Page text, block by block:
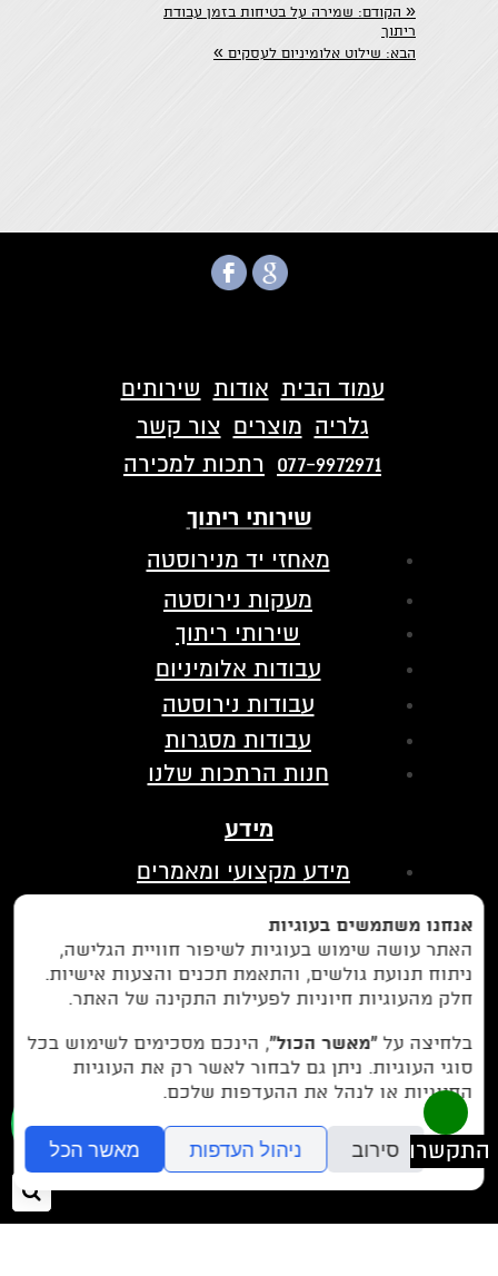
« הקודם: שמירה על בטיחות בזמן עבודת
ריתוך
הבא: שילוט אלומיניום לעסקים »
עמוד הבית אודות שירותים
גלריה מוצרים צור קשר
077-9972971 רתכות למכירה
שירותי ריתוך
מאחזי יד מנירוסטה
מעקות נירוסטה
שירותי ריתוך
עבודות אלומיניום
עבודות נירוסטה
עבודות מסגרות
חנות הרתכות שלנו
מידע
מידע מקצועי ומאמרים
מדיניות פרטיות
בין לקוחותינו
לחצו כאן כדי לנווט אלינו בווייז
או חייגו עכשיו -077-9972971
אנחנו משתמשים בעוגיות
האתר עושה שימוש בעוגיות לשיפור חוויית הגלישה,
ניתוח תנועת גולשים, והתאמת תכנים והצעות אישיות.
חלק מהעוגיות חיוניות לפעילות התקינה של האתר.
בלחיצה על“מאשר הכול”, הינכם מסכימים לשימוש בכל
סוגי העוגיות. ניתן גם לבחור לאשר רק את העוגיות
החיוניות או לנהל את ההעדפות שלכם.
סירוב ניהול העדפות מאשר הכל